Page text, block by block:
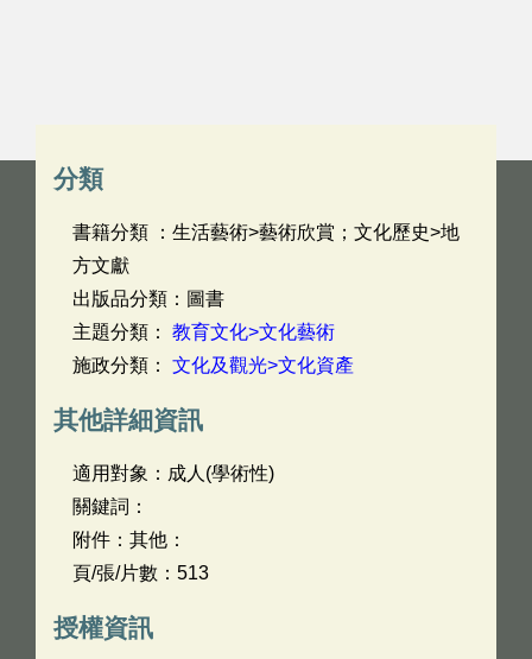
分類
書籍分類 ：生活藝術>藝術欣賞；文化歷史>地
方文獻
出版品分類：圖書
主題分類： 教育文化>文化藝術
施政分類： 文化及觀光>文化資產
其他詳細資訊
適用對象：成人(學術性)
關鍵詞：
附件：其他：
頁/張/片數：513
授權資訊